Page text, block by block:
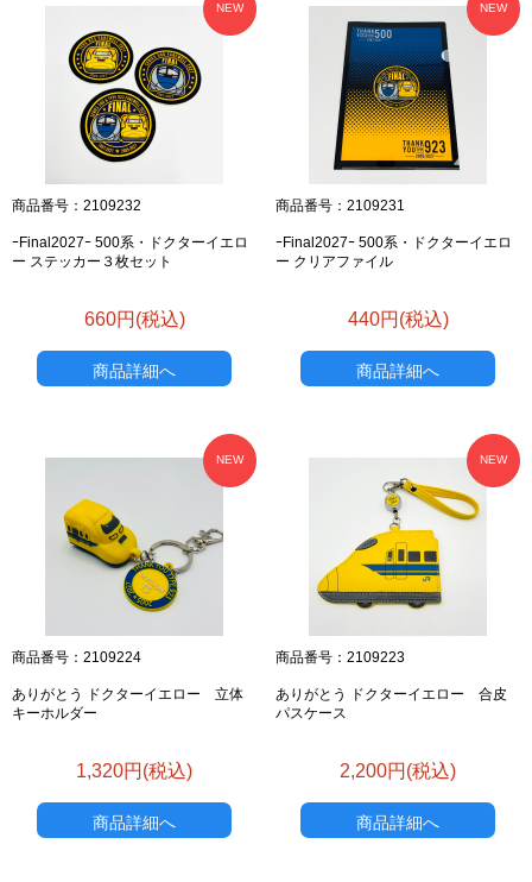
NEW
商品番号：2109232
ｰFinal2027ｰ 500系・ドクターイエロ
ー ステッカー３枚セット
660円(税込)
商品詳細へ
NEW
商品番号：2109231
ｰFinal2027ｰ 500系・ドクターイエロ
ー クリアファイル
440円(税込)
商品詳細へ
NEW
商品番号：2109224
ありがとう ドクターイエロー 立体
キーホルダー
1,320円(税込)
商品詳細へ
NEW
商品番号：2109223
ありがとう ドクターイエロー 合皮
パスケース
2,200円(税込)
商品詳細へ